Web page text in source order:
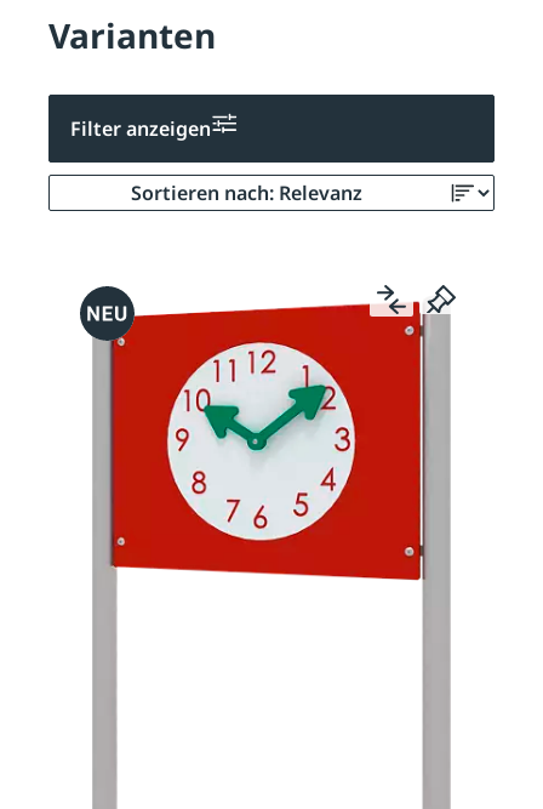
Varianten
Filter anzeigen